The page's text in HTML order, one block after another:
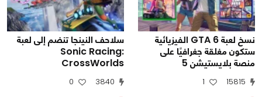
نسخ لعبة GTA 6 الفيزيائية
ستكون مغلقة جغرافيًا على
منصة بلايستيشن 5
15815
1
سلاحف النينجا تنضم إلى لعبة
Sonic Racing:
CrossWorlds
3840
0